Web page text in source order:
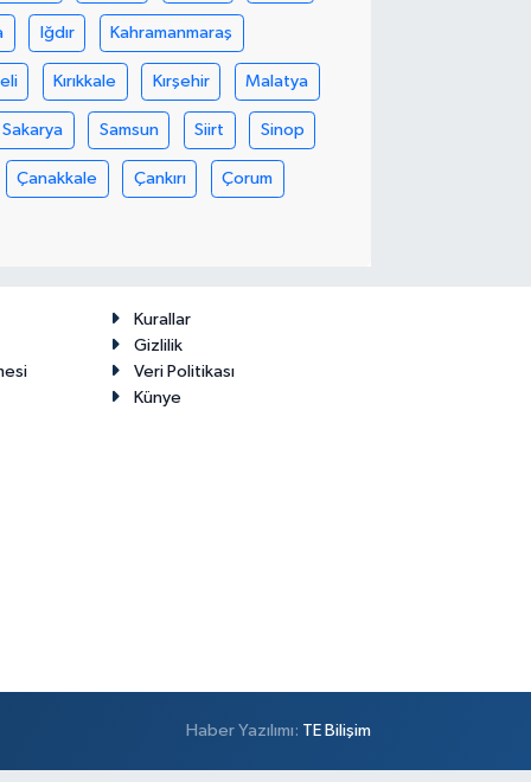
Iğdır Kahramanmaraş
Kırıkkale Kırşehir Malatya
Sakarya Samsun Siirt Sinop
Çanakkale Çankırı Çorum
Kurallar
Gizlilik
Veri Politikası
Künye
Haber Yazılımı: TE Bilişim